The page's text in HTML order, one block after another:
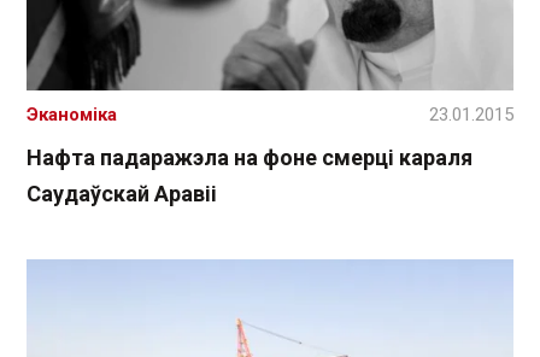
Нафта падаражэла на фоне смерці караля
Саудаўскай Аравіі
Эканоміка 23.01.2015